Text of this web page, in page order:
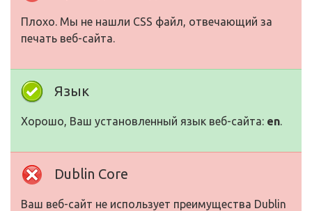
Плохо. Мы не нашли CSS файл, отвечающий за
печать веб-сайта.
Язык
Хорошо, Ваш установленный язык веб-сайта: en.
Dublin Core
Ваш веб-сайт не использует преимущества Dublin